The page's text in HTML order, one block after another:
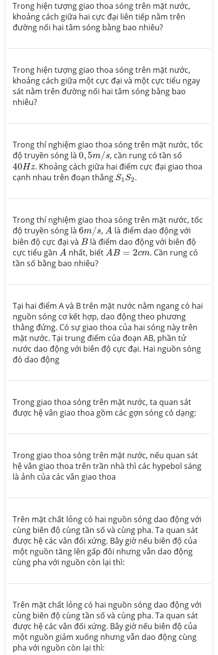
Trong hiện tượng giao thoa sóng trên mặt nước,
khoảng cách giữa hai cực đại liên tiếp nằm trên
đường nối hai tâm sóng bằng bao nhiêu?
Trong hiện tượng giao thoa sóng trên mặt nước,
khoảng cách giữa một cực đại và một cực tiểu ngay
sát nằm trên đường nối hai tâm sóng bằng bao
nhiêu?
Trong thí nghiệm giao thoa sóng trên mặt nước, tốc
độ truyền sóng là 0, 5m/s
0,5m/s, cần rung có tần số
40Hz
40Hz. Khoảng cách giữa hai điểm cực đại giao thoa
cạnh nhau trên đoạn thẳng S1S2
S1S2.
Trong thí nghiệm giao thoa sóng trên mặt nước, tốc
độ truyền sóng là 6m/s
6m/s, A
A là điểm dao động với
biên độ cực đại và B
B là điểm dao động với biên độ
cực tiểu gần A
A nhất, biết AB = 2cm
AB=2cm
. Cần rung có
tần số bằng bao nhiêu?
Tại hai điểm A và B trên mặt nước nằm ngang có hai
nguồn sóng cơ kết hợp, dao động theo phương
thẳng đứng. Có sự giao thoa của hai sóng này trên
mặt nước. Tại trung điểm của đoạn AB, phần tử
nước dao động với biên độ cực đại. Hai nguồn sóng
đó dao động
Trong giao thoa sóng trên mặt nước, ta quan sát
được hệ vân giao thoa gồm các gợn sóng có dạng:
Trong giao thoa sóng trên mặt nước, nếu quan sát
hệ vân giao thoa trên trần nhà thì các hypebol sáng
là ảnh của các vân giao thoa
Trên mặt chất lỏng có hai nguồn sóng dao động với
cùng biên độ cùng tần số và cùng pha. Ta quan sát
được hệ các vân đối xứng. Bây giờ nếu biên độ của
một nguồn tăng lên gấp đôi nhưng vẫn dao động
cùng pha với nguồn còn lại thì:
Trên mặt chất lỏng có hai nguồn sóng dao động với
cùng biên độ cùng tần số và cùng pha. Ta quan sát
được hệ các vân đối xứng. Bây giờ nếu biên độ của
một nguồn giảm xuống nhưng vẫn dao động cùng
pha với nguồn còn lại thì: